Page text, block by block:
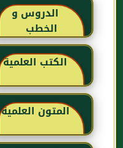
الدروس و
الخطب
الكتب العلمية
المتون العلمية